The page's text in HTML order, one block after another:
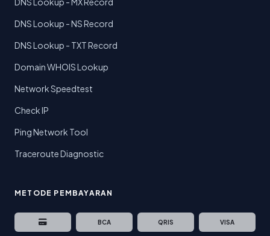
DNS Lookup - NS Record
DNS Lookup - TXT Record
Domain WHOIS Lookup
Network Speedtest
Check IP
Ping Network Tool
Traceroute Diagnostic
METODE PEMBAYARAN
BCA QRIS VISA